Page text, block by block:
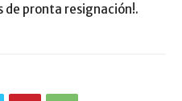
de pronta resignación!.